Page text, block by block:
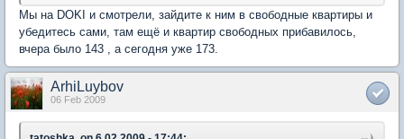
Мы на DOKI и смотрели, зайдите к ним в свободные квартиры и
убедитесь сами, там ещё и квартир свободных прибавилось,
вчера было 143 , а сегодня уже 173.
ArhiLuybov
06 Feb 2009